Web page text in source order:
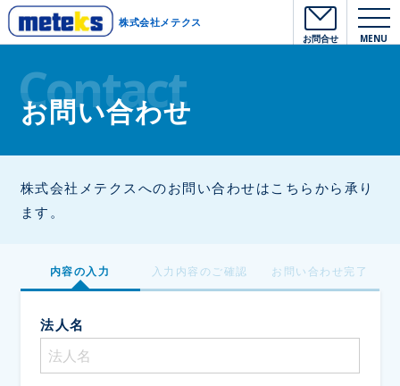
株式会社メテクス
お問合せ MENU
Contact
お問い合わせ
株式会社メテクスへのお問い合わせはこちらから承り
ます。
内容の入力 入力内容のご確認 お問い合わせ完了
法人名